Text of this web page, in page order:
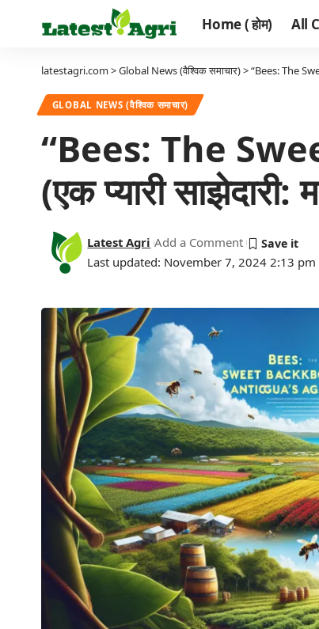
Home ( होम) All
latestagri.com>Global News (वैश्विक समाचार)>“Bees: The
GLOBAL NEWS (वैश्विक समाचार)
“Bees: The
(एक प्यारी
Last updated: November 7, 2024 2:13 pm
Latest Agri Add a Comment